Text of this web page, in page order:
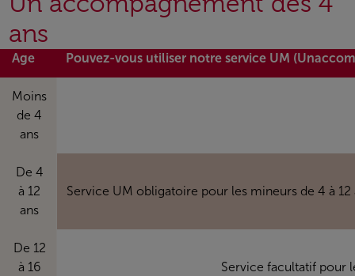
ans
Age Pouvez-vous utiliser notre service UM
Moins
de 4
ans
De 4
à 12
ans
Service UM obligatoire pour les mineurs de 4 à
De 12
à 16
Service facultatif pour